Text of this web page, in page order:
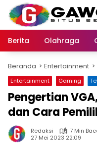
Langsung
konten
Berita
Olahraga
Beranda Entertainment
Entertainment Gaming
Pengertian
dan Cara
Redaksi
7 Min
27 Mei 2023 22:09